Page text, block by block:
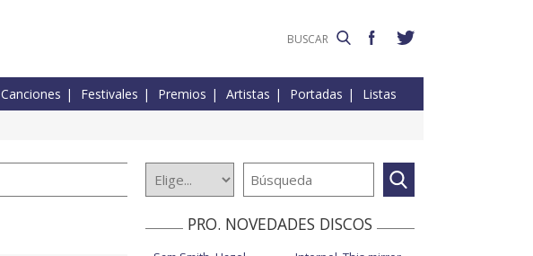
Canciones Festivales Premios Artistas Portadas Listas
PRO. NOVEDADES DISCOS